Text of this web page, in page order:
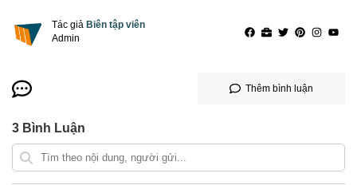
Tác giả Biên tập viên
Admin
Thêm bình luận
3 Bình Luận